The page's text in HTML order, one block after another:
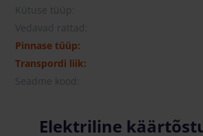
Kütuse tüüp:
Vedavad rattad:
Pinnase tüüp:
Transpordi liik:
Seadme kood:
Elektriline